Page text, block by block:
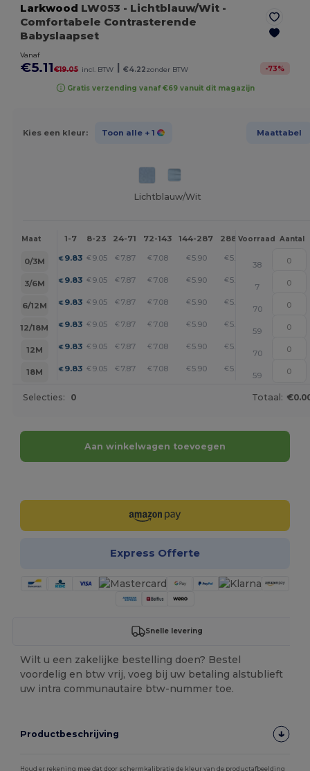
Larkwood LW053 - Lichtblauw/Wit -
Comfortabele Contrasterende
Babyslaapset
Vanaf
€5.11€19.05 incl. BTW | €4.22zonder BTW -73%
Gratis verzending vanaf €69 vanuit dit magazijn
Kies een kleur: Toon alle + 1 Maattabel
Lichtblauw/Wit
Maat 1-7 8-23 24-71 72-143 144-287 288 + Meer
Voorraad Aantal
0/3M €9.83 € 9.05 € 7.87 € 7.08 € 5.90 € 5.11 +
38
3/6M
€9.83 € 9.05 € 7.87 € 7.08 € 5.90 € 5.11 +
7
6/12M
€9.83 € 9.05 € 7.87 € 7.08 € 5.90 € 5.11 +
70
12/18M
€9.83 € 9.05 € 7.87 € 7.08 € 5.90 € 5.11 +
59
12M
€9.83 € 9.05 € 7.87 € 7.08 € 5.90 € 5.11 +
70
18M
€9.83 € 9.05 € 7.87 € 7.08 € 5.90 € 5.11 +
59
Selecties: 0 Totaal:
Aan winkelwagen toevoegen
Express Offerte
Snelle levering
Wilt u een zakelijke bestelling doen? Bestel
voordelig en btw vrij, voeg bij uw betaling alstublieft
uw intra communautaire btw-nummer toe.
Productbeschrijving
Houd er rekening mee dat door schermkalibratie de kleur van de productafbeelding